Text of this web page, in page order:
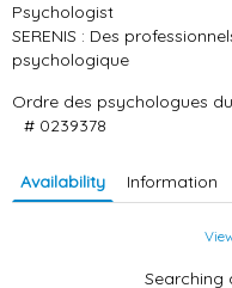
Psychologist
SERENIS : Des
psychologique
Ordre des psychologues
# 0239378
Availability Information
Searching